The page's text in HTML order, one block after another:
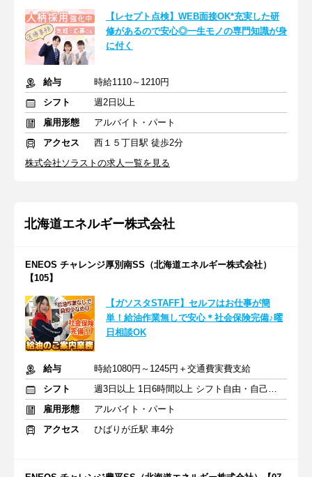
【レセプト点検】WEB面接OK*充実した研
修があるので安心◎一生モノの専門知識が身
に付く
給与
時給1110～1210円
シフト
週2日以上
雇用形態
アルバイト・パート
アクセス
西１５丁目駅 徒歩2分
株式会社ソラストの求人一覧を見る
北海道エネルギー株式会社
ENEOS チャレンジ厚別南SS（北海道エネルギー株式会社）
【105】
【ガソスタSTAFF】セルフはお仕事が簡
単！給油作業無しで安心＊社会保険完備♪曜
日相談OK
給与
時給1080円～1245円＋交通費実費支給
シフト
週3日以上 1日6時間以上 シフト自由・自己申告
雇用形態
アルバイト・パート
アクセス
ひばりが丘駅 車4分